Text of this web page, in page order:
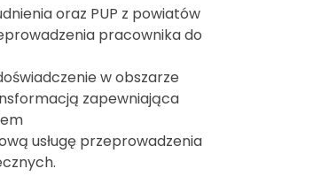
oraz PUP z powiatów
pracownika do
w obszarze
zapewniająca
usługę przeprowadzenia